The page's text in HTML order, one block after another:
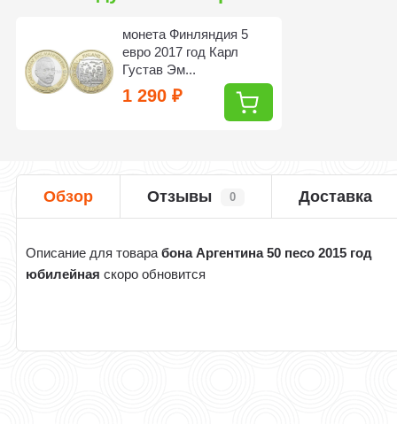
монета Финляндия 5
евро 2017 год Карл
Густав Эм...
1 290₽
Обзор Отзывы 0 Доставка
Описание для товарабона Аргентина 50 песо 2015 год
юбилейная скоро обновится